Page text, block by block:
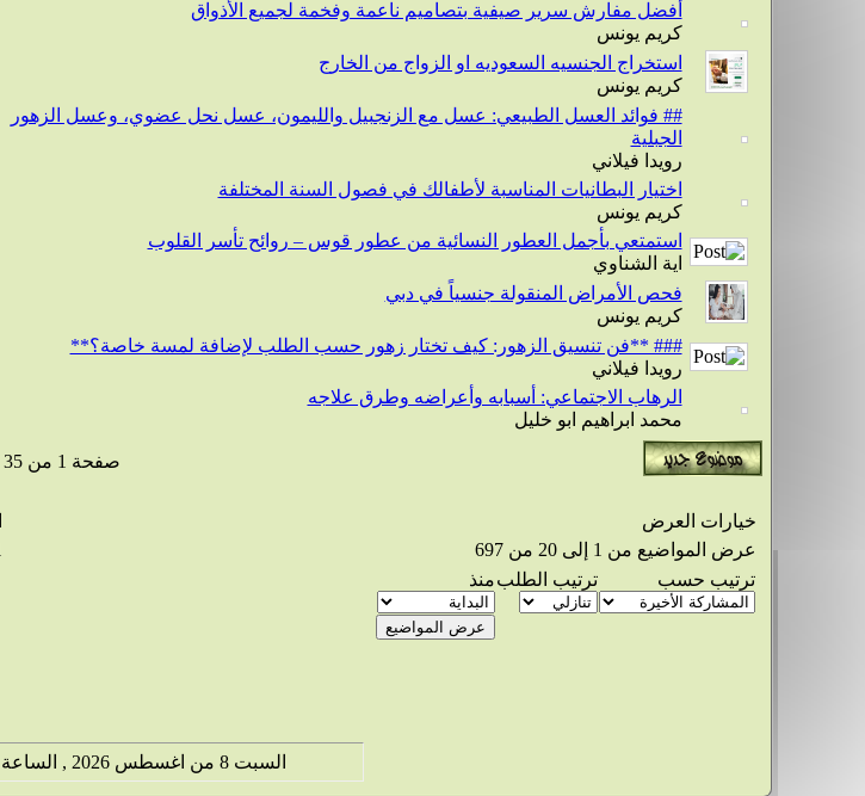
أفضل مفارش سرير صيفية بتصاميم ناعمة وفخمة لجميع الأذواق
كريم يونس
استخراج الجنسيه السعوديه او الزواج من الخارج
كريم يونس
## فوائد العسل الطبيعي: عسل مع الزنجبيل والليمون، عسل نحل عضوي، وعسل الزهور
الجبلية
رويدا فيلاني
اختيار البطانيات المناسبة لأطفالك في فصول السنة المختلفة
كريم يونس
استمتعي بأجمل العطور النسائية من عطور قوس – روائح تأسر القلوب
اية الشناوي
فحص الأمراض المنقولة جنسياً في دبي
كريم يونس
### **فن تنسيق الزهور: كيف تختار زهور حسب الطلب لإضافة لمسة خاصة؟**
رويدا فيلاني
الرهاب الاجتماعي: أسبابه وأعراضه وطرق علاجه
محمد ابراهيم ابو خليل
صفحة 1 من 35
خيارات العرض
عرض المواضيع من 1 إلى 20 من 697
ترتيب حسب
ترتيب الطلبمنذ
السبت 8 من اغسطس 2026 , الساعة الان 11:20:09 صباحاً.